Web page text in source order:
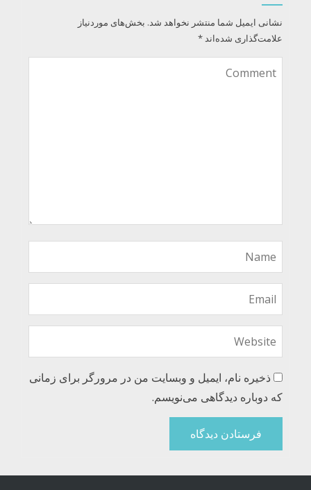
نشانی ایمیل شما منتشر نخواهد شد. بخش‌های موردنیاز
علامت‌گذاری شده‌اند*
ذخیره نام، ایمیل و وبسایت من در مرورگر برای زمانی
که دوباره دیدگاهی می‌نویسم.